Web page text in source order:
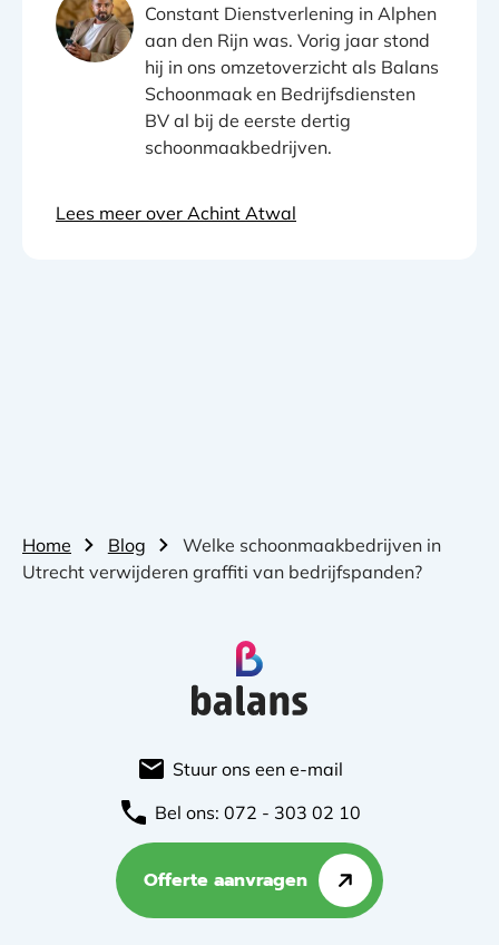
Constant Dienstverlening in Alphen
aan den Rijn was. Vorig jaar stond
hij in ons omzetoverzicht als Balans
Schoonmaak en Bedrijfsdiensten
BV al bij de eerste dertig
schoonmaakbedrijven.
Lees meer over Achint Atwal
Home Blog
Welke schoonmaakbedrijven in
Utrecht verwijderen graffiti van bedrijfspanden?
Stuur ons een e-mail
Bel ons: 072 - 303 02 10
Offerte aanvragen